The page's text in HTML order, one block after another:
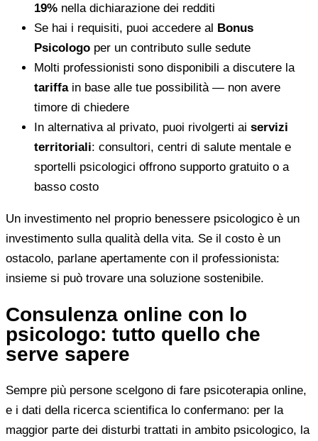
19% nella dichiarazione dei redditi
Se hai i requisiti, puoi accedere al Bonus
Psicologo per un contributo sulle sedute
Molti professionisti sono disponibili a discutere la
tariffain base alle tue possibilità — non avere
timore di chiedere
In alternativa al privato, puoi rivolgerti ai servizi
territoriali: consultori, centri di salute mentale e
sportelli psicologici offrono supporto gratuito o a
basso costo
Un investimento nel proprio benessere psicologico è un
investimento sulla qualità della vita. Se il costo è un
ostacolo, parlane apertamente con il professionista:
insieme si può trovare una soluzione sostenibile.
Consulenza online con lo
psicologo: tutto quello che
serve sapere
Sempre più persone scelgono di fare psicoterapia online,
e i dati della ricerca scientifica lo confermano: per la
maggior parte dei disturbi trattati in ambito psicologico, la